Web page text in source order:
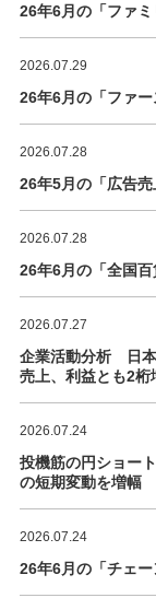
26年6月の「ファ
2026.07.29
26年6月の「ファ
2026.07.28
26年5月の「広告
2026.07.28
26年6月の「全国
2026.07.27
企業活動分析 日本
売上、利益とも2桁
2026.07.24
投機筋の円ショー
の短期変動を増幅
2026.07.24
26年6月の「チェ